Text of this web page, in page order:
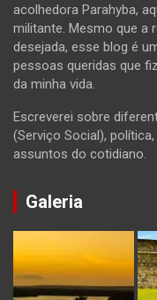
acolhedora Parahyba,
militante. Mesmo que a
desejada, esse blog é
pessoas queridas que
da minha vida.
Escreverei sobre
(Serviço Social),
assuntos do cotidiano.
Galeria